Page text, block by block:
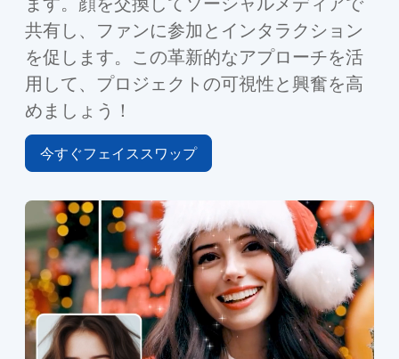
共有し、ファンに参加とインタラクション
を促します。この革新的なアプローチを活
用して、プロジェクトの可視性と興奮を高
めましょう！
今すぐフェイススワップ